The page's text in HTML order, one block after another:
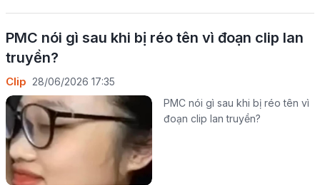
PMC nói gì sau khi bị réo tên vì đoạn clip lan
truyền?
Clip 28/06/2026 17:35
PMC nói gì sau khi bị réo tên vì
đoạn clip lan truyền?